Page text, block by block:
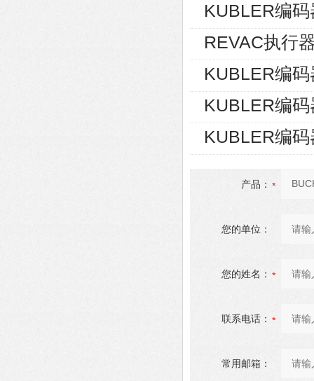
KUBLER编
REVAC执行
KUBLER编
KUBLER编
KUBLER编
产品：
您的单位：
您的姓名：
联系电话：
常用邮箱：